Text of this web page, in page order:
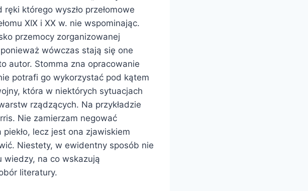
którego wyszło przełomowe
XIX i XX w. nie wspominając.
przemocy zorganizowanej
wówczas stają się one
autor. Stomma zna opracowanie
potrafi go wykorzystać pod kątem
która w niektórych sytuacjach
rządzących. Na przykładzie
Nie zamierzam negować
lecz jest ona zjawiskiem
Niestety, w ewidentny sposób nie
na co wskazują
literatury.